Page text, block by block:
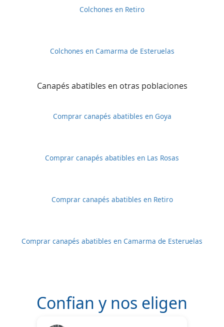
Colchones en Retiro
Colchones en Camarma de Esteruelas
Canapés abatibles en otras poblaciones
Comprar canapés abatibles en Goya
Comprar canapés abatibles en Las Rosas
Comprar canapés abatibles en Retiro
Comprar canapés abatibles en Camarma de Esteruelas
Confian y nos eligen